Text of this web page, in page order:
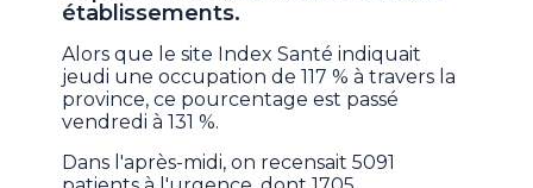
établissements.
Alors que le site Index Santé indiquait
jeudi une occupation de 117 % à travers la
province, ce pourcentage est passé
vendredi à 131 %.
Dans l'après-midi, on recensait 5091